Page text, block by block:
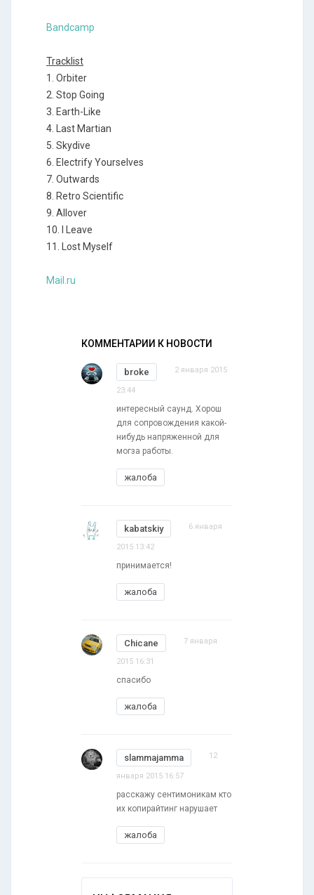
Bandcamp
Tracklist
1. Orbiter
2. Stop Going
3. Earth-Like
4. Last Martian
5. Skydive
6. Electrify Yourselves
7. Outwards
8. Retro Scientific
9. Allover
10. I Leave
11. Lost Myself
Mail.ru
КОММЕНТАРИИ К НОВОСТИ
broke 2 января 2015
23:44
интересный саунд. Хорош
для сопровождения какой-
нибудь напряженной для
могза работы.
жалоба
kabatskiy 6 января
2015 13:42
принимается!
жалоба
Chicane 7 января
2015 16:31
спасибо
жалоба
slammajamma 12
января 2015 16:57
расскажу сентимоникам кто
их копирайтинг нарушает
жалоба